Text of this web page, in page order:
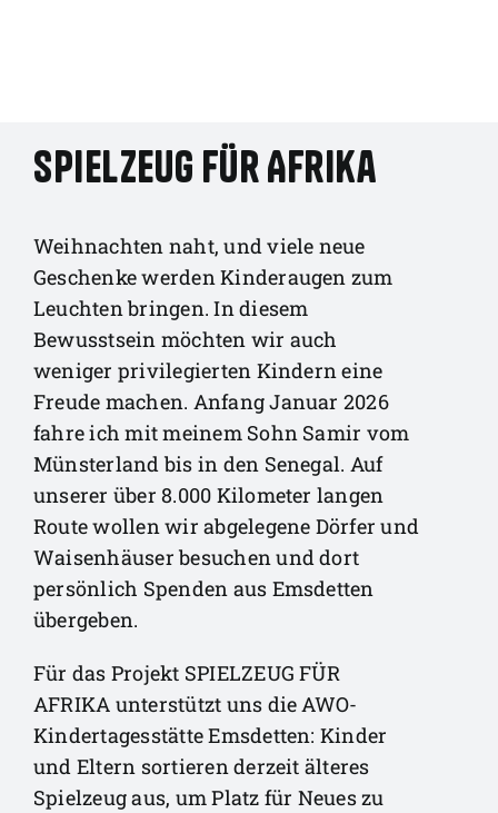
Spielzeug für Afrika
Weihnachten naht, und viele neue
Geschenke werden Kinderaugen zum
Leuchten bringen. In diesem
Bewusstsein möchten wir auch
weniger privilegierten Kindern eine
Freude machen. Anfang Januar 2026
fahre ich mit meinem Sohn Samir vom
Münsterland bis in den Senegal. Auf
unserer über 8.000 Kilometer langen
Route wollen wir abgelegene Dörfer und
Waisenhäuser besuchen und dort
persönlich Spenden aus Emsdetten
übergeben.
Für das Projekt SPIELZEUG FÜR
AFRIKA unterstützt uns die AWO-
Kindertagesstätte Emsdetten: Kinder
und Eltern sortieren derzeit älteres
Spielzeug aus, um Platz für Neues zu